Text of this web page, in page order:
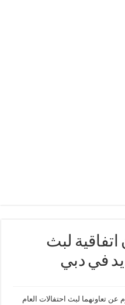
اتفاقية لبث
في دبي
عن تعاونهما لبث احتفالات العام